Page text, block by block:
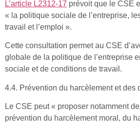
L’article L2312-17 prévoit que le CSE
« la politique sociale de l’entreprise,
travail et l’emploi ».
Cette consultation permet au CSE
globale de la politique de l’entreprise
sociale et de conditions de travail.
4.4. Prévention du harcèlement et des
Le CSE peut « proposer notamment
prévention du harcèlement moral, du